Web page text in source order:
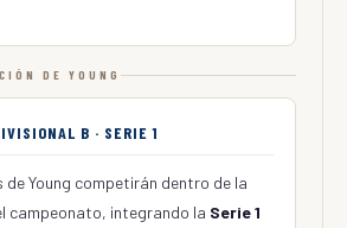
DE YOUNG
B · SERIE 1
de Young competirán dentro de la
campeonato, integrando la Serie 1